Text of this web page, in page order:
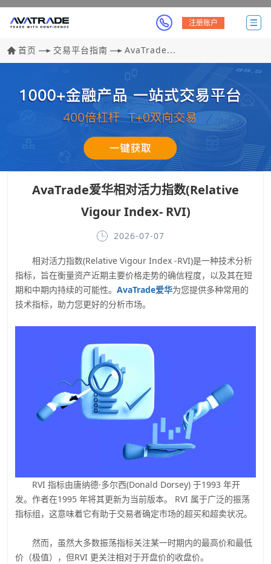
注册账户
首页 交易平台指南 AvaTrade...
AvaTrade爱华相对活力指数(Relative
Vigour Index- RVI)
2026-07-07
相对活力指数(Relative Vigour Index -RVI)是一种技术分析
指标，旨在衡量资产近期主要价格走势的确信程度，以及其在短
期和中期内持续的可能性。 AvaTrade爱华为您提供多种常用的
技术指标，助力您更好的分析市场。
RVI 指标由唐纳德·多尔西(Donald Dorsey) 于1993 年开
发。作者在1995 年将其更新为当前版本。 RVI 属于广泛的振荡
指标组，这意味着它有助于交易者确定市场的超买和超卖状况。
然而，虽然大多数振荡指标关注某一时期内的最高价和最低
价（极值），但RVI 更关注相对于开盘价的收盘价。